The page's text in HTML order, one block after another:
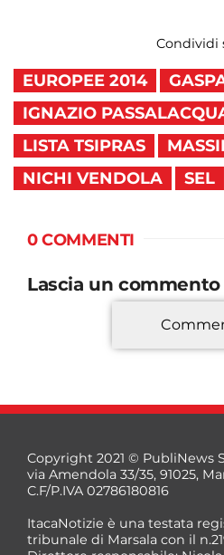
Condividi
EUROPEE 2014
IGNAZIO
LISTA TSIPRAS
NICHI VENDOLA
SEL
0 COMMENTI
Lascia un commento
Copyright 2021 © PubliNews
via Amendola 33/35, 91025,
C.F/P.IVA 02786180816
ItacaNotizie è una testata
tribunale di Marsala con il